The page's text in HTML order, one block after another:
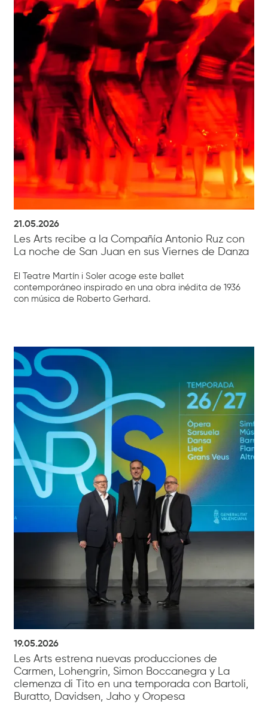
21.05.2026
Les Arts recibe a la Compañía Antonio Ruz con
La noche de San Juan en sus Viernes de Danza
El Teatre Martín i Soler acoge este ballet
contemporáneo inspirado en una obra inédita de 1936
con música de Roberto Gerhard.
19.05.2026
Les Arts estrena nuevas producciones de
Carmen, Lohengrin, Simon Boccanegra y La
clemenza di Tito en una temporada con Bartoli,
Buratto, Davidsen, Jaho y Oropesa